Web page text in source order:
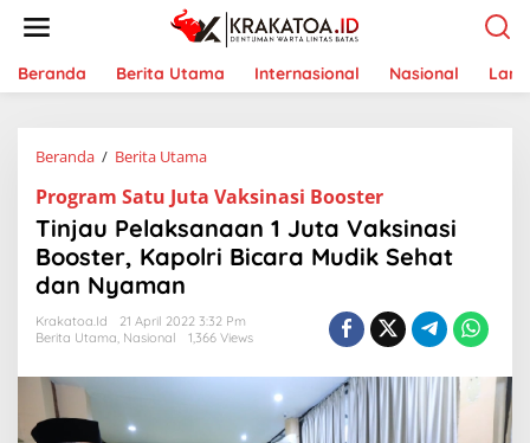
t
Beranda Berita Utama Internasional Nasional
Beranda / Berita Utama
n
j
a
u
l
a
Program Satu Juta Vaksinasi Booster
Tinjau Pelaksanaan 1 Juta Vaksinasi
Booster, Kapolri Bicara Mudik Sehat
dan Nyaman
Krakatoa.id
21 April 2022 3:32 Pm
Berita Utama, Nasional 1,366 Views